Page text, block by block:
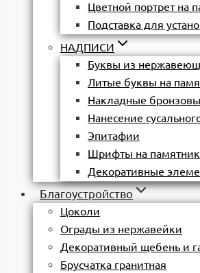
Цветной портрет на
Подставка для
НАДПИСИ
Буквы из
Литые буквы на
Накладные
Нанесение
Эпитафии
Шрифты на памятник
Декоративные
Благоустройство
Цоколи
Ограды из нержавейки
Декоративный щебень и
Брусчатка гранитная